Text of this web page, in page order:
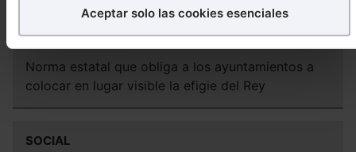
en la web sea óptima
Puedesaceptar solo las esencialespara denegar
todas las cookies excepto aquellas imprescindibles.
navegador. Si no seleccionas ninguna utilizaremos las
Aceptar solo las cookies esenciales
Norma estatal que obliga a los ayuntamientos a
colocar en lugar visible la efigie del Rey
SOCIAL